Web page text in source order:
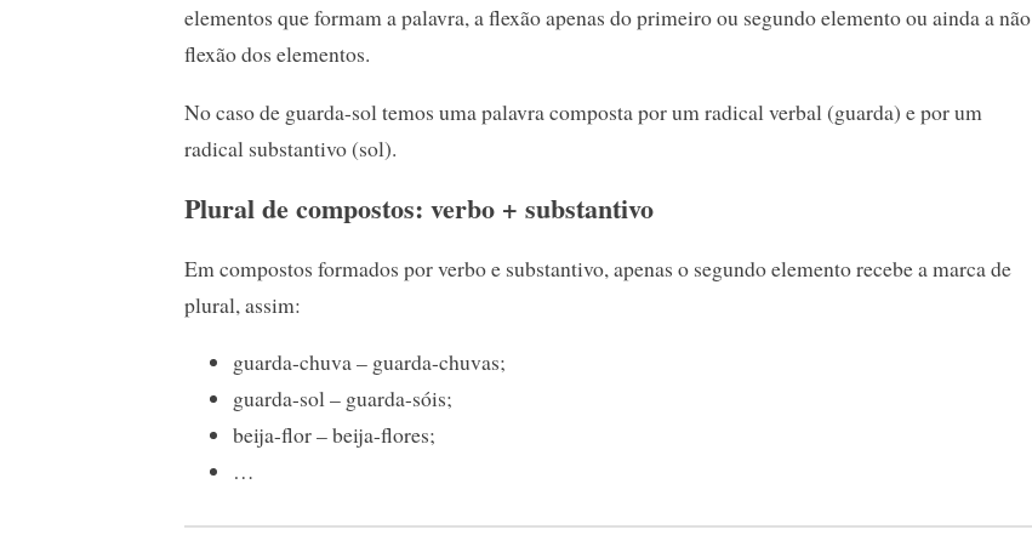
elementos que formam a palavra, a flexão apenas do primeiro ou segundo elemento ou ainda a não
flexão dos elementos.
No caso de guarda-sol temos uma palavra composta por um radical verbal (guarda) e por um
radical substantivo (sol).
Plural de compostos: verbo + substantivo
Em compostos formados por verbo e substantivo, apenas o segundo elemento recebe a marca de
plural, assim:
guarda-chuva – guarda-chuvas;
guarda-sol – guarda-sóis;
beija-flor – beija-flores;
…